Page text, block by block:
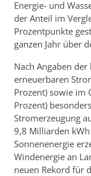
Energie- und
der Anteil im
Prozentpunkte
ganzen Jahr über
Nach Angaben
erneuerbaren
Prozent) sowie im
Prozent)
Stromerzeugung
9,8 Milliarden
Sonnenenergie
Windenergie an
neuen Rekord für